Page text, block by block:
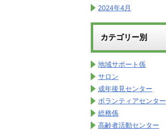
2024年4月
カテゴリー別
地域サポート係
サロン
成年後見センター
ボランティアセンター
総務係
高齢者活動センター